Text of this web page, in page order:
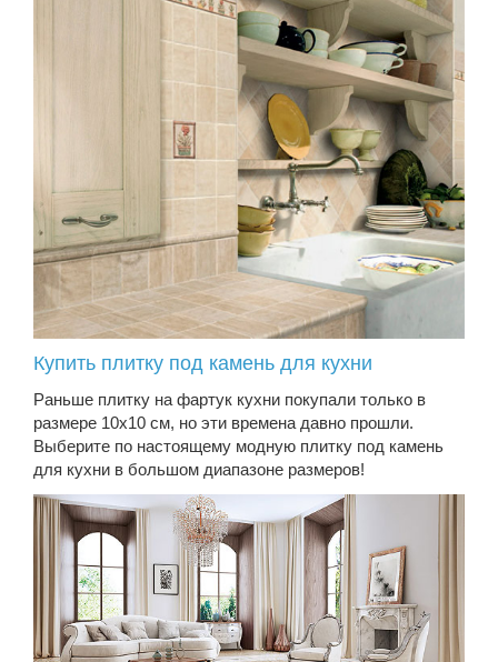
Купить плитку под камень для кухни
Раньше плитку на фартук кухни покупали только в
размере 10х10 см, но эти времена давно прошли.
Выберите по настоящему модную плитку под камень
для кухни в большом диапазоне размеров!